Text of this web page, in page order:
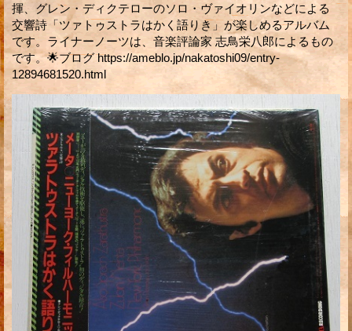
揮、グレン・ディクテローのソロ・ヴァイオリンなどによる
交響詩「ツァトゥストラはかく語りき」が楽しめるアルバム
です。ライナーノーツは、音楽評論家 志鳥栄八郎によるもの
です。🌟ブログ https://ameblo.jp/nakatoshi09/entry-
12894681520.html